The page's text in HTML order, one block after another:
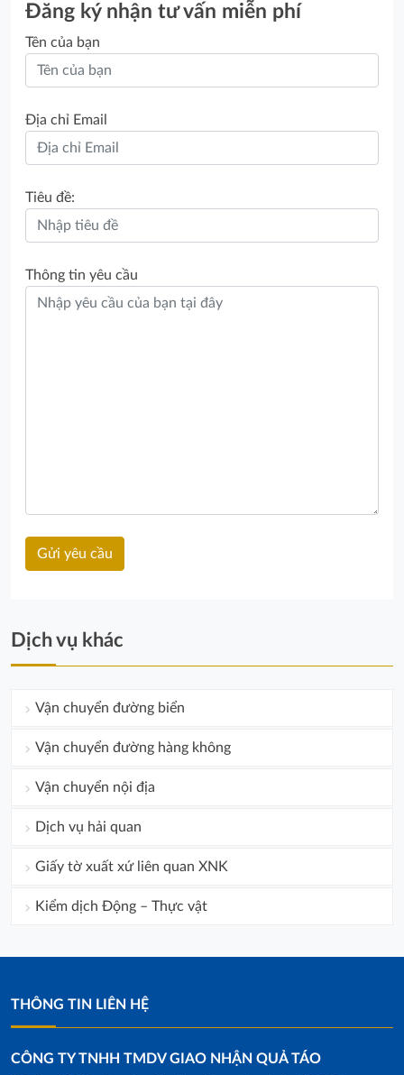
Đăng ký nhận tư vấn miễn phí
Tên của bạn
Địa chỉ Email
Tiêu đề:
Thông tin yêu cầu
Dịch vụ khác
Vận chuyển đường biển
Vận chuyển đường hàng không
Vận chuyển nội địa
Dịch vụ hải quan
Giấy tờ xuất xứ liên quan XNK
Kiểm dịch Động – Thực vật
THÔNG TIN LIÊN HỆ
CÔNG TY TNHH TMDV GIAO NHẬN QUẢ TÁO